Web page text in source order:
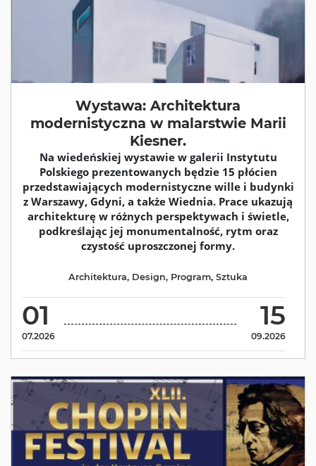
Wystawa: Architektura
modernistyczna w malarstwie Marii
Kiesner.
Na wiedeńskiej wystawie w galerii Instytutu
Polskiego prezentowanych będzie 15 płócien
przedstawiających modernistyczne wille i budynki
z Warszawy, Gdyni, a także Wiednia. Prace ukazują
architekturę w różnych perspektywach i świetle,
podkreślając jej monumentalność, rytm oraz
czystość uproszczonej formy.
01
07.2026
15
09.2026
Architektura, Design, Program, Sztuka